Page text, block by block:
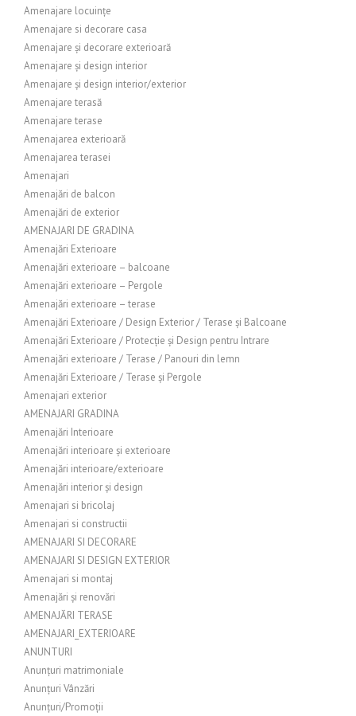
Amenajare locuințe
Amenajare si decorare casa
Amenajare și decorare exterioară
Amenajare și design interior
Amenajare și design interior/exterior
Amenajare terasă
Amenajare terase
Amenajarea exterioară
Amenajarea terasei
Amenajari
Amenajări de balcon
Amenajări de exterior
AMENAJARI DE GRADINA
Amenajări Exterioare
Amenajări exterioare – balcoane
Amenajări exterioare – Pergole
Amenajări exterioare – terase
Amenajări Exterioare / Design Exterior / Terase și Balcoane
Amenajări Exterioare / Protecție și Design pentru Intrare
Amenajări exterioare / Terase / Panouri din lemn
Amenajări Exterioare / Terase și Pergole
Amenajari exterior
AMENAJARI GRADINA
Amenajări Interioare
Amenajări interioare și exterioare
Amenajări interioare/exterioare
Amenajări interior și design
Amenajari si bricolaj
Amenajari si constructii
AMENAJARI SI DECORARE
AMENAJARI SI DESIGN EXTERIOR
Amenajari si montaj
Amenajări și renovări
AMENAJĂRI TERASE
AMENAJARI_EXTERIOARE
ANUNTURI
Anunțuri matrimoniale
Anunțuri Vânzări
Anunțuri/Promoții